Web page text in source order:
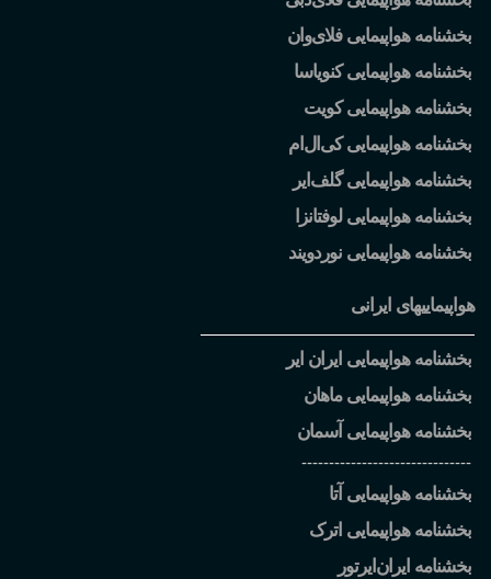
بخشنامه هواپیمایی فلایوان
بخشنامه هواپیمایی کنویاسا
بخشنامه هواپیمایی کویت
بخشنامه هواپیمایی کی ال ام
بخشنامه هواپیمایی گلف ایر
بخشنامه هواپیمایی لوفتانزا
بخشنامه هواپیمایی نوردویند
هواپیماییهای ایرانی
بخشنامه هواپیمایی ایران ایر
بخشنامه هواپیمایی ماهان
بخشنامه هواپیمایی آسمان
-------------------------------
بخشنامه هواپیمایی آتا
بخشنامه هواپیمایی اترک
بخشنامه ایران ایرتور